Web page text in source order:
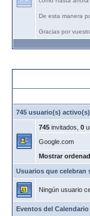
De esta manera
Gracias por
745 usuario(s)
745 invitados, 0
Google.com
Mostrar
Usuarios que celebran
Ningún usuario
Eventos del